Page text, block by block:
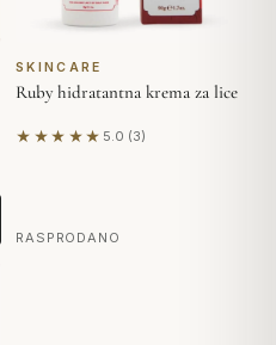
SKINCARE
Ruby hidratantna krema za lice
★★★★★ 5.0 (3)
Na temelju 3 recenzija
RASPRODANO